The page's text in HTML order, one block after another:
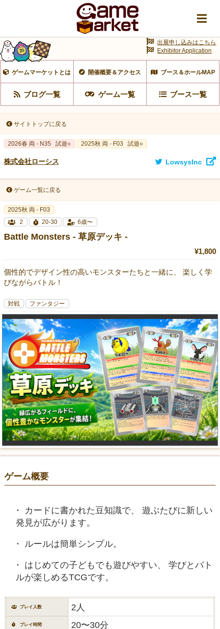
ゲームマーケットとは 開催概要＆アクセス ブース＆ホールMAP
ブログ一覧 ゲーム一覧 ブース一覧
出展申し込みはこちら
Exhibitor Application
サイトトップに戻る
2026春 両 - N35 試遊○ 2025秋 両 - F03 試遊○
株式会社ローシス LowsysInc
ゲーム一覧に戻る
2025秋 両 - F03
2
20-30 6歳〜
Battle Monsters - 草原デッキ -
¥1,800
個性的でデザイン性の高いモンスターたちと一緒に、 楽しく学
びながらバトル！
対戦 ファンタジー
ゲーム概要
カードに書かれた豆知識で、 遊ぶたびに新しい
発見が広がります。
ルールは簡単シンプル。
はじめての子どもでも遊びやすい、 学びとバト
ルが楽しめるTCGです。
プレイ人数 2人
プレイ時間 20〜30分